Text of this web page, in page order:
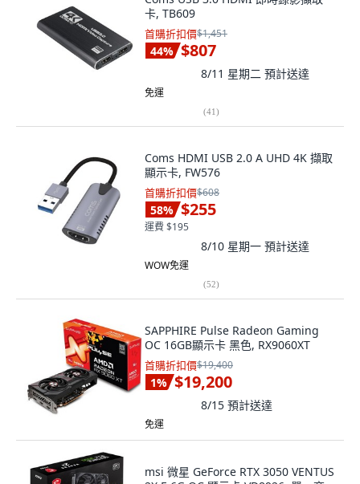
卡, TB609
首購折扣價$1,451
44% $807
8/11 星期二 預計送達
免運
(41)
Coms HDMI USB 2.0 A UHD 4K 擷取
顯示卡, FW576
首購折扣價$608
58% $255
運費 $195
8/10 星期一 預計送達
WOW免運
(52)
SAPPHIRE Pulse Radeon Gaming
OC 16GB顯示卡 黑色, RX9060XT
首購折扣價$19,400
1% $19,200
8/15 預計送達
免運
msi 微星 GeForce RTX 3050 VENTUS